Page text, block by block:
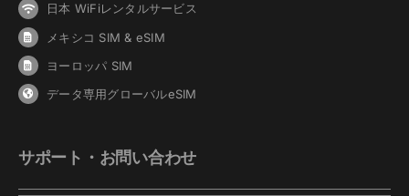
日本 WiFiレンタルサービス
メキシコ SIM & eSIM
ヨーロッパ SIM
データ専用グローバルeSIM
サポート・お問い合わせ